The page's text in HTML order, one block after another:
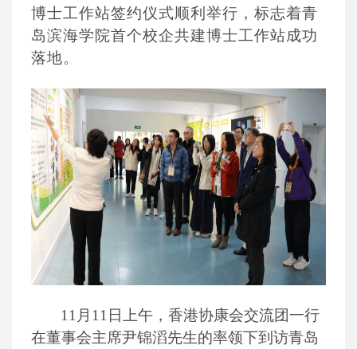
博士工作站签约仪式顺利举行，标志着青
岛滨海学院首个校企共建博士工作站成功
落地。
11月11日上午，香港协康会交流团一行
在董事会主席尹锦滔先生的率领下到访青岛